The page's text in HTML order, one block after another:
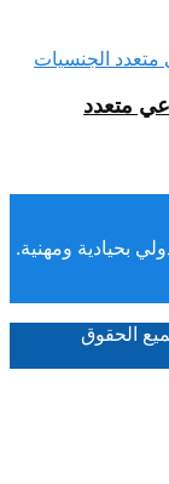
متعدد
بحيادية ومهنية.
الحقوق